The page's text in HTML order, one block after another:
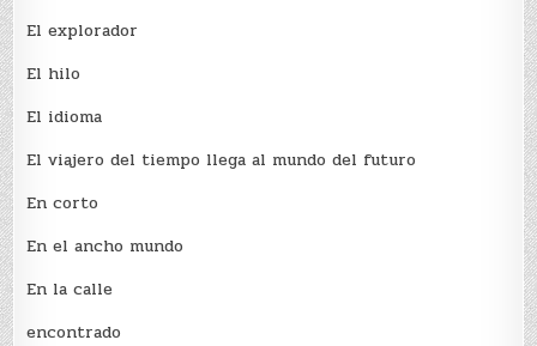
El explorador
El hilo
El idioma
El viajero del tiempo llega al mundo del futuro
En corto
En el ancho mundo
En la calle
encontrado